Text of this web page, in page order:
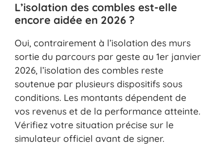
L’isolation des combles est-elle
encore aidée en 2026 ?
Oui, contrairement à l’isolation des murs
sortie du parcours par geste au 1er janvier
2026, l’isolation des combles reste
soutenue par plusieurs dispositifs sous
conditions. Les montants dépendent de
vos revenus et de la performance atteinte.
Vérifiez votre situation précise sur le
simulateur officiel avant de signer.